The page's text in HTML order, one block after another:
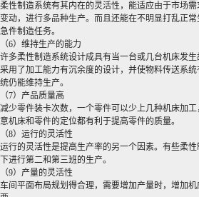
柔性制造系统有其内在的灵活性，能适应由于市场
变动，进行多品种生产。而且还能在不明显打乱正
急件制造任务。
（6）维持生产的能力
许多柔性制造系统设计成具有当一台或几台机床发
采用了加工能力有沉余度的设计，并使物料传送系
统仍能维持生产。
（7）产品质量高
减少零件装卡次数，一个零件可以少上几种机床加
意机床和零件的定位都有利于提高零件的质量。
（8）运行的灵活性
运行的灵活性是提高生产率的另一个因素。有些柔
下进行第二和第三班的生产。
（9）产量的灵活性
车间平面布局规划得合理，需要增加产量时，增加